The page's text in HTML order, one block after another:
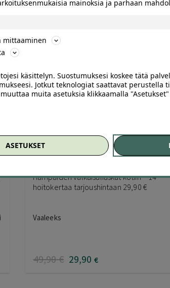
tuotteesta:
Helsinki
Hampaiden valkaisuliuskat kotiin – 14
hoitokertaa tarjoushintaan 29,90 €
Vaaleeks
49,90€ 29,90 €
mainoksia ja parhaan
mittaaminen
käsittelyn. Suostumuksesi koskee tätä
Jotkut teknologiat saattavat
muita asetuksia klikkaamalla
ASETUKSET